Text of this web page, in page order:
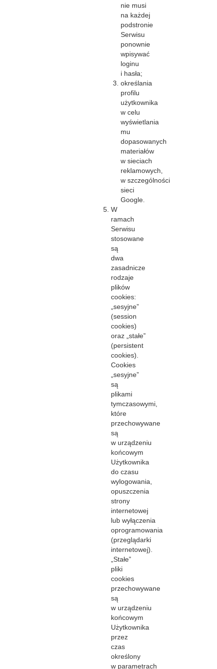
nie musi
na każdej
podstronie
Serwisu
ponownie
wpisywać
loginu
i hasła;
określania
profilu
użytkownika
w celu
wyświetlania
mu
dopasowanych
materiałów
w sieciach
reklamowych,
w szczególności
sieci
Google.
W
ramach
Serwisu
stosowane
są
dwa
zasadnicze
rodzaje
plików
cookies:
„sesyjne”
(session
cookies)
oraz „stałe”
(persistent
cookies).
Cookies
„sesyjne”
są
plikami
tymczasowymi,
które
przechowywane
są
w urządzeniu
końcowym
Użytkownika
do czasu
wylogowania,
opuszczenia
strony
internetowej
lub wyłączenia
oprogramowania
(przeglądarki
internetowej).
„Stałe”
pliki
cookies
przechowywane
są
w urządzeniu
końcowym
Użytkownika
przez
czas
określony
w parametrach